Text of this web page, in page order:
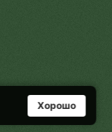
Хорошо